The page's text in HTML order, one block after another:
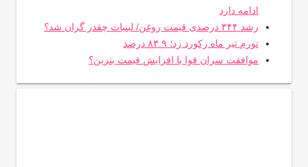
ادامه دارد
رشد ۳۴۴ درصدی قیمت روغن/ لبنیات چقدر گران شد؟
تورم تیر ماه رکورد زد؛ ۸۳.۹ درصد
موافقت سران قوا با افزایش قیمت بنزین؟